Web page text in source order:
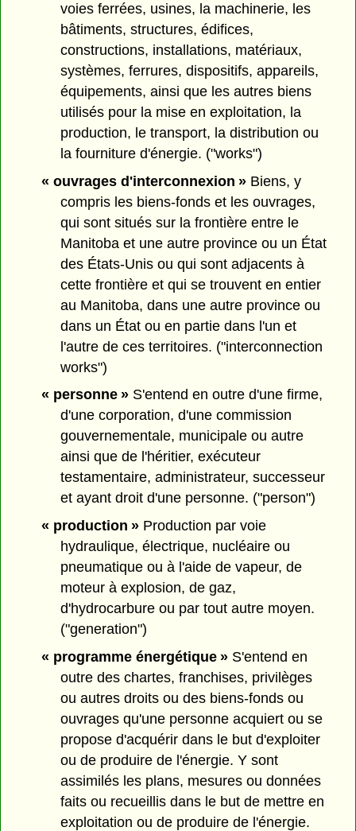
voies ferrées, usines, la machinerie, les
bâtiments, structures, édifices,
constructions, installations, matériaux,
systèmes, ferrures, dispositifs, appareils,
équipements, ainsi que les autres biens
utilisés pour la mise en exploitation, la
production, le transport, la distribution ou
la fourniture d'énergie. ("works")
« ouvrages d'interconnexion »Biens, y
compris les biens-fonds et les ouvrages,
qui sont situés sur la frontière entre le
Manitoba et une autre province ou un État
des États-Unis ou qui sont adjacents à
cette frontière et qui se trouvent en entier
au Manitoba, dans une autre province ou
dans un État ou en partie dans l'un et
l'autre de ces territoires. ("interconnection
works")
« personne »S'entend en outre d'une firme,
d'une corporation, d'une commission
gouvernementale, municipale ou autre
ainsi que de l'héritier, exécuteur
testamentaire, administrateur, successeur
et ayant droit d'une personne. ("person")
« production »Production par voie
hydraulique, électrique, nucléaire ou
pneumatique ou à l'aide de vapeur, de
moteur à explosion, de gaz,
d'hydrocarbure ou par tout autre moyen.
("generation")
« programme énergétique »S'entend en
outre des chartes, franchises, privilèges
ou autres droits ou des biens-fonds ou
ouvrages qu'une personne acquiert ou se
propose d'acquérir dans le but d'exploiter
ou de produire de l'énergie. Y sont
assimilés les plans, mesures ou données
faits ou recueillis dans le but de mettre en
exploitation ou de produire de l'énergie.